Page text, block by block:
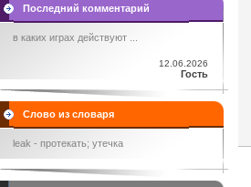
Последний комментарий
в каких играх действуют ...
12.06.2026
Гость
Слово из словаря
leak - протекать; утечка